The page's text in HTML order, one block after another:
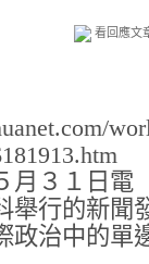
看回應文
月３１日電
舉行的新聞
政治中的單